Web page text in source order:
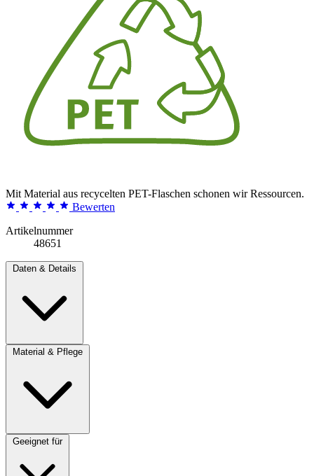
Mit Material aus recycelten PET-Flaschen schonen wir Ressourcen.
Bewerten
Artikelnummer
48651
Daten & Details
Material & Pflege
Geeignet für